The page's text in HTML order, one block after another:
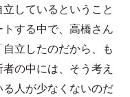
しているということ
する中で、高橋さん
立したのだから、も
の中には、そう考え
人が少なくないのだ